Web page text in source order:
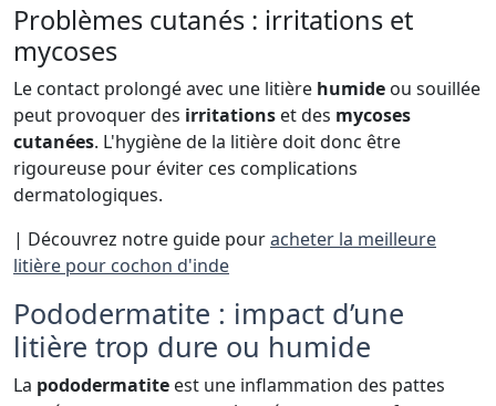
Problèmes cutanés : irritations et
mycoses
Le contact prolongé avec une litière humide ou souillée
peut provoquer des irritations et des mycoses
cutanées. L'hygiène de la litière doit donc être
rigoureuse pour éviter ces complications
dermatologiques.
| Découvrez notre guide pouracheter la meilleure
litière pour cochon d'inde
Pododermatite : impact d’une
litière trop dure ou humide
La pododermatite est une inflammation des pattes